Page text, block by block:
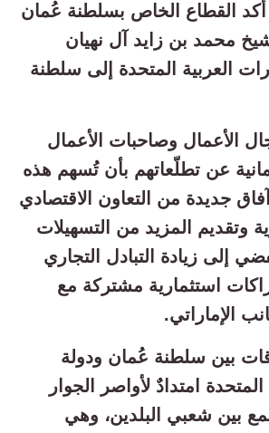
أكد القطاع الخاص بسلطنة عُمان
محمد بن زايد آل نهيان
العربية المتحدة إلى سلطنة
الأعمال وصاحبات الأعمال
عن تطلّعاتهم بأن تُسهم هذه
جديدة من التعاون الاقتصادي
وتقديم المزيد من التسهيلات
إلى زيادة التبادل التجاري
استثمارية مشتركة مع
الإماراتي.
بين سلطنة عُمان ودولة
المتحدة امتدادٌ لأواصر الجوار
بين شعبي البلدين، وهي